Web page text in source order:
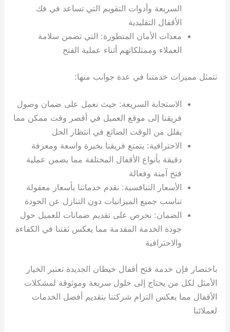
السريعة وأدوات التقويم التي تساعد في فك
الأقفال التقليدية
معدات الأمان المتطورة: التي تضمن سلامة
العملاء وممتلكاتهم أثناء عملية الفتح
تتمثل مميزات خدمتنا في عدة جوانب منها:
الاستجابة السريعة: حيث نعمل على ضمان وصول
فريقنا إلى موقع العميل في أقصر وقت ممكن مما
يقلل من الوقت الضائع في انتظار الحل
الاحترافية: يتمتع فريقنا بخبرة واسعة ومعرفة
دقيقة بأنواع الأقفال المختلفة مما يضمن عملية
فتح آمنة وفعالة
الأسعار التنافسية: نقدم خدماتنا بأسعار معقولة
تناسب جميع الميزانيات دون التنازل عن الجودة
الضمان: نحرص على تقديم ضمانات للعميل حول
جودة الخدمة المقدمة مما يعكس ثقتنا في الكفاءة
والاحترافية
باختصار فإن خدمة فتح أقفال خيطان الجديدة تعتبر الخيار
الأمثل لكل من يحتاج إلى حلول سريعة وموثوقة لمشكلات
الأقفال مما يعكس التزام شركتنا بتقديم أفضل الخدمات
لعملائنا